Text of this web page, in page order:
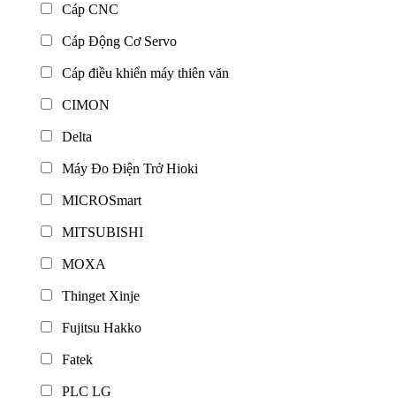
Cáp CNC
Cáp Động Cơ Servo
Cáp điều khiển máy thiên văn
CIMON
Delta
Máy Đo Điện Trở Hioki
MICROSmart
MITSUBISHI
MOXA
Thinget Xinje
Fujitsu Hakko
Fatek
PLC LG